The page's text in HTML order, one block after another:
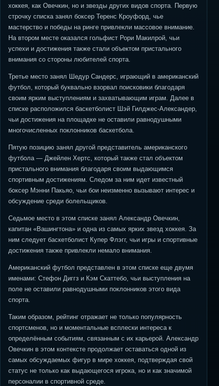
хоккея, как Овечкин, но и звезды других видов спорта. Первую
строчку списка занял боксер Теренс Кроуфорд, чье
мастерство и победы на ринге привлекли массовое внимание.
На втором месте оказался гольфист Рори Макилрой, чьи
успехи и достижения также стали объектом пристального
внимания со стороны любителей спорта.
Третье место занял Шедур Сандерс, играющий в американский
футбол, который буквально взорвал поисковики благодаря
своим ярким выступлениям и захватывающим играм. Далее в
списке расположился баскетболист Шэй Гилджес-Александер,
чьи достижения на площадке не оставили равнодушными
многочисленных поклонников баскетбола.
Пятую позицию занял другой представитель американского
футбола — Джейлен Хертс, который также стал объектом
пристального внимания благодаря своим выдающимся
спортивным достижениям. Следом за ним идет известный
боксер Мэнни Пакьяо, чьи бои неизменно вызывают интерес и
обсуждение среди болельщиков.
Седьмое место в этом списке занял Александр Овечкин,
капитан «Вашингтона» и одна из самых ярких звезд хоккея. За
ним следует баскетболист Купер Флэгг, чьи игры и спортивные
достижения также привлекли немало внимания.
Американский футбол представлен в этом списке еще двумя
именами: Стефон Диггз и Кэм Скаттебо, чьи выступления на
поле не оставили равнодушными поклонников этого вида
спорта.
Таким образом, рейтинг отражает не только популярность
спортсменов, но и моментальные всплески интереса к
определённым событиям, связанным с их карьерой. Александр
Овечкин в этом контексте продолжает оставаться одной из
самых обсуждаемых фигур в мире хоккея, подтверждая свой
статус не только как выдающегося игрока, но и как значимой
персоналии в спортивной среде.